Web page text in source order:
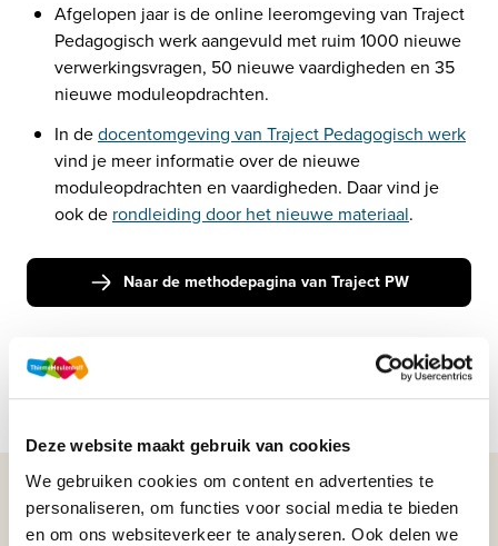
Deze website maakt gebruik van cookies
We gebruiken cookies om content en advertenties te
personaliseren, om functies voor social media te bieden
en om ons websiteverkeer te analyseren. Ook delen we
Afgelopen jaar is de online leeromgeving van Traject
Pedagogisch werk aangevuld met ruim 1000 nieuwe
verwerkingsvragen, 50 nieuwe vaardigheden en 35
nieuwe moduleopdrachten.
In de docentomgeving van Traject Pedagogisch werk
vind je meer informatie over de nieuwe
moduleopdrachten en vaardigheden. Daar vind je
ook de rondleiding door het nieuwe materiaal.
Naar de methodepagina van Traject PW
WIJ STAAN VOOR JE KLAAR!